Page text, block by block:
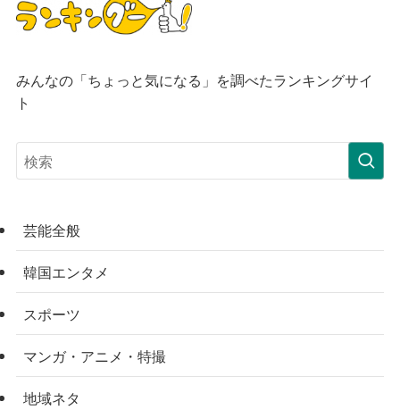
みんなの「ちょっと気になる」を調べたランキングサイ
ト
芸能全般
韓国エンタメ
スポーツ
マンガ・アニメ・特撮
地域ネタ